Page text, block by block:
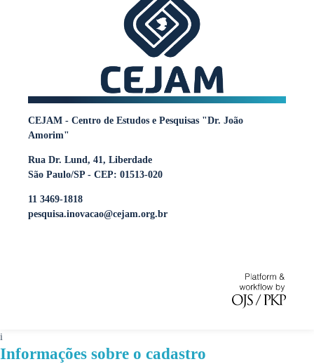
CEJAM - Centro de Estudos e Pesquisas "Dr. João
Amorim"
Rua Dr. Lund, 41, Liberdade
São Paulo/SP - CEP: 01513-020
11 3469-1818
pesquisa.inovacao@cejam.org.br
i
Informações sobre o cadastro